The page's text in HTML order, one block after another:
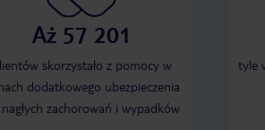
Aż 57 201
skorzystało z pomocy w
dodatkowego ubezpieczenia
zachorowań i wypadków
tyle